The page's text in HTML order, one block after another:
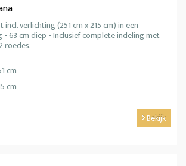
verlichting (251 cm x 215 cm) in een
63 cm diep - Inclusief complete indeling met
roedes.
cm
cm
Bekijk